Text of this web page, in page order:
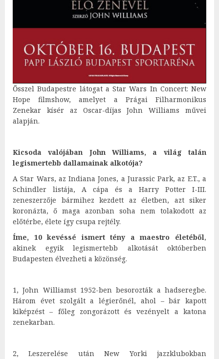
Ősszel Budapestre látogat a Star Wars In Concert: New
Hope filmshow, amelyet a Prágai Filharmonikus
Zenekar kísér az Oscar-díjas John Williams művei
alapján.
Kicsoda valójában John Williams, a világ talán
legismertebb dallamainak alkotója?
A Star Wars, az Indiana Jones, a Jurassic Park, az E.T., a
Schindler listája, A cápa és a Harry Potter I-III.
zeneszerzője bármihez kezdett az életben, azt siker
koronázta, ő maga azonban soha nem tolakodott az
előtérbe, élete így csupa rejtély.
Íme, 10 kevéssé ismert tény a maestro életéből,
akinek egyik legismertebb alkotását októberben
Budapesten élvezheti a közönség.
1, John Williamst 1952-ben besorozták a hadseregbe.
Három évet szolgált a légierőnél, ahol – bár kapott
kiképzést – főleg zongorázott és vezényelt a katona
zenekarban.
2, Leszerelése után New Yorki jazzklubokban